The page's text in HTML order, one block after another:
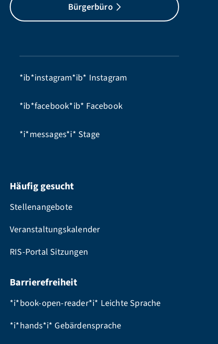
Bürgerbüro
*ib*instagram*ib* Instagram
*ib*facebook*ib* Facebook
*i*messages*i* Stage
Häufig gesucht
Stellenangebote
Veranstaltungskalender
RIS-Portal Sitzungen
Barrierefreiheit
*i*book-open-reader*i* Leichte Sprache
*i*hands*i* Gebärdensprache